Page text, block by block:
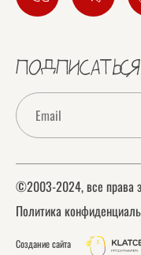
©2003-2024, все права
Политика
Создание сайта